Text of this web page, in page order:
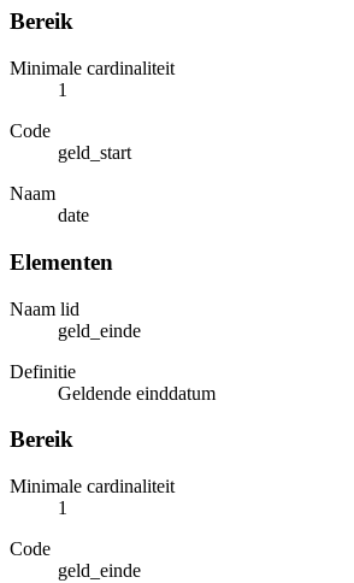
Bereik
Minimale cardinaliteit
1
Code
geld_start
Naam
date
Elementen
Naam lid
geld_einde
Definitie
Geldende einddatum
Bereik
Minimale cardinaliteit
1
Code
geld_einde